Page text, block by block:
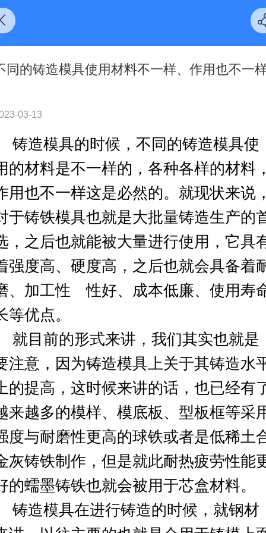
同的铸造模具使用材料不一样、作用也不一
03-13
铸造模具的时候，不同的铸造模具使
的材料是不一样的，各种各样的材料，
用也不一样这是必然的。就现状来说，
于铸铁模具也就是大批量铸造生产的
，之后也就能被大量进行使用，它具
强度高、硬度高，之后也就会具备着
、加工性 性好、成本低廉、使用寿
等优点。
就目前的形式来讲，我们其实也就是
注意，因为铸造模具上关于其铸造水
的提高，这时候来讲的话，也已经有
来越多的模样、模底板、型板框等采
度与耐磨性更高的球铁或者是低稀土
灰铸铁制作，但是就此耐热疲劳性能
的蠕墨铸铁也就会被用于芯盒材料。
铸造模具在进行铸造的时候，就钢材